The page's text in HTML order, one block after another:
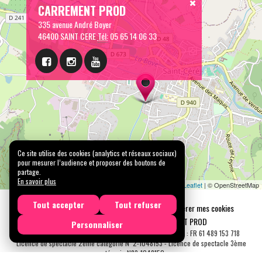
CARREMENT PROD
335 avenue André Boyer
46400 SAINT CERETél:05 65 14 06 33
Leaflet | © OpenStreetMap
Mentions légales Confidentialité
Gérer mes cookies
Tous droits réservés © 2026 |
CARREMENT PROD
N° SIRET : 489 153 718 00031 - APE : 9001 Z - N° TVA Int. : FR 61 489 153 718
Licence de spectacle 2ème catégorie N°2-1048153 - Licence de spectacle 3ème
catégorie N°3-1048152
Ce site utilise des cookies (analytics et réseaux sociaux)
pour mesurer l’audience et proposer des boutons de
partage.
En savoir plus
Tout accepter
Tout refuser
Personnaliser